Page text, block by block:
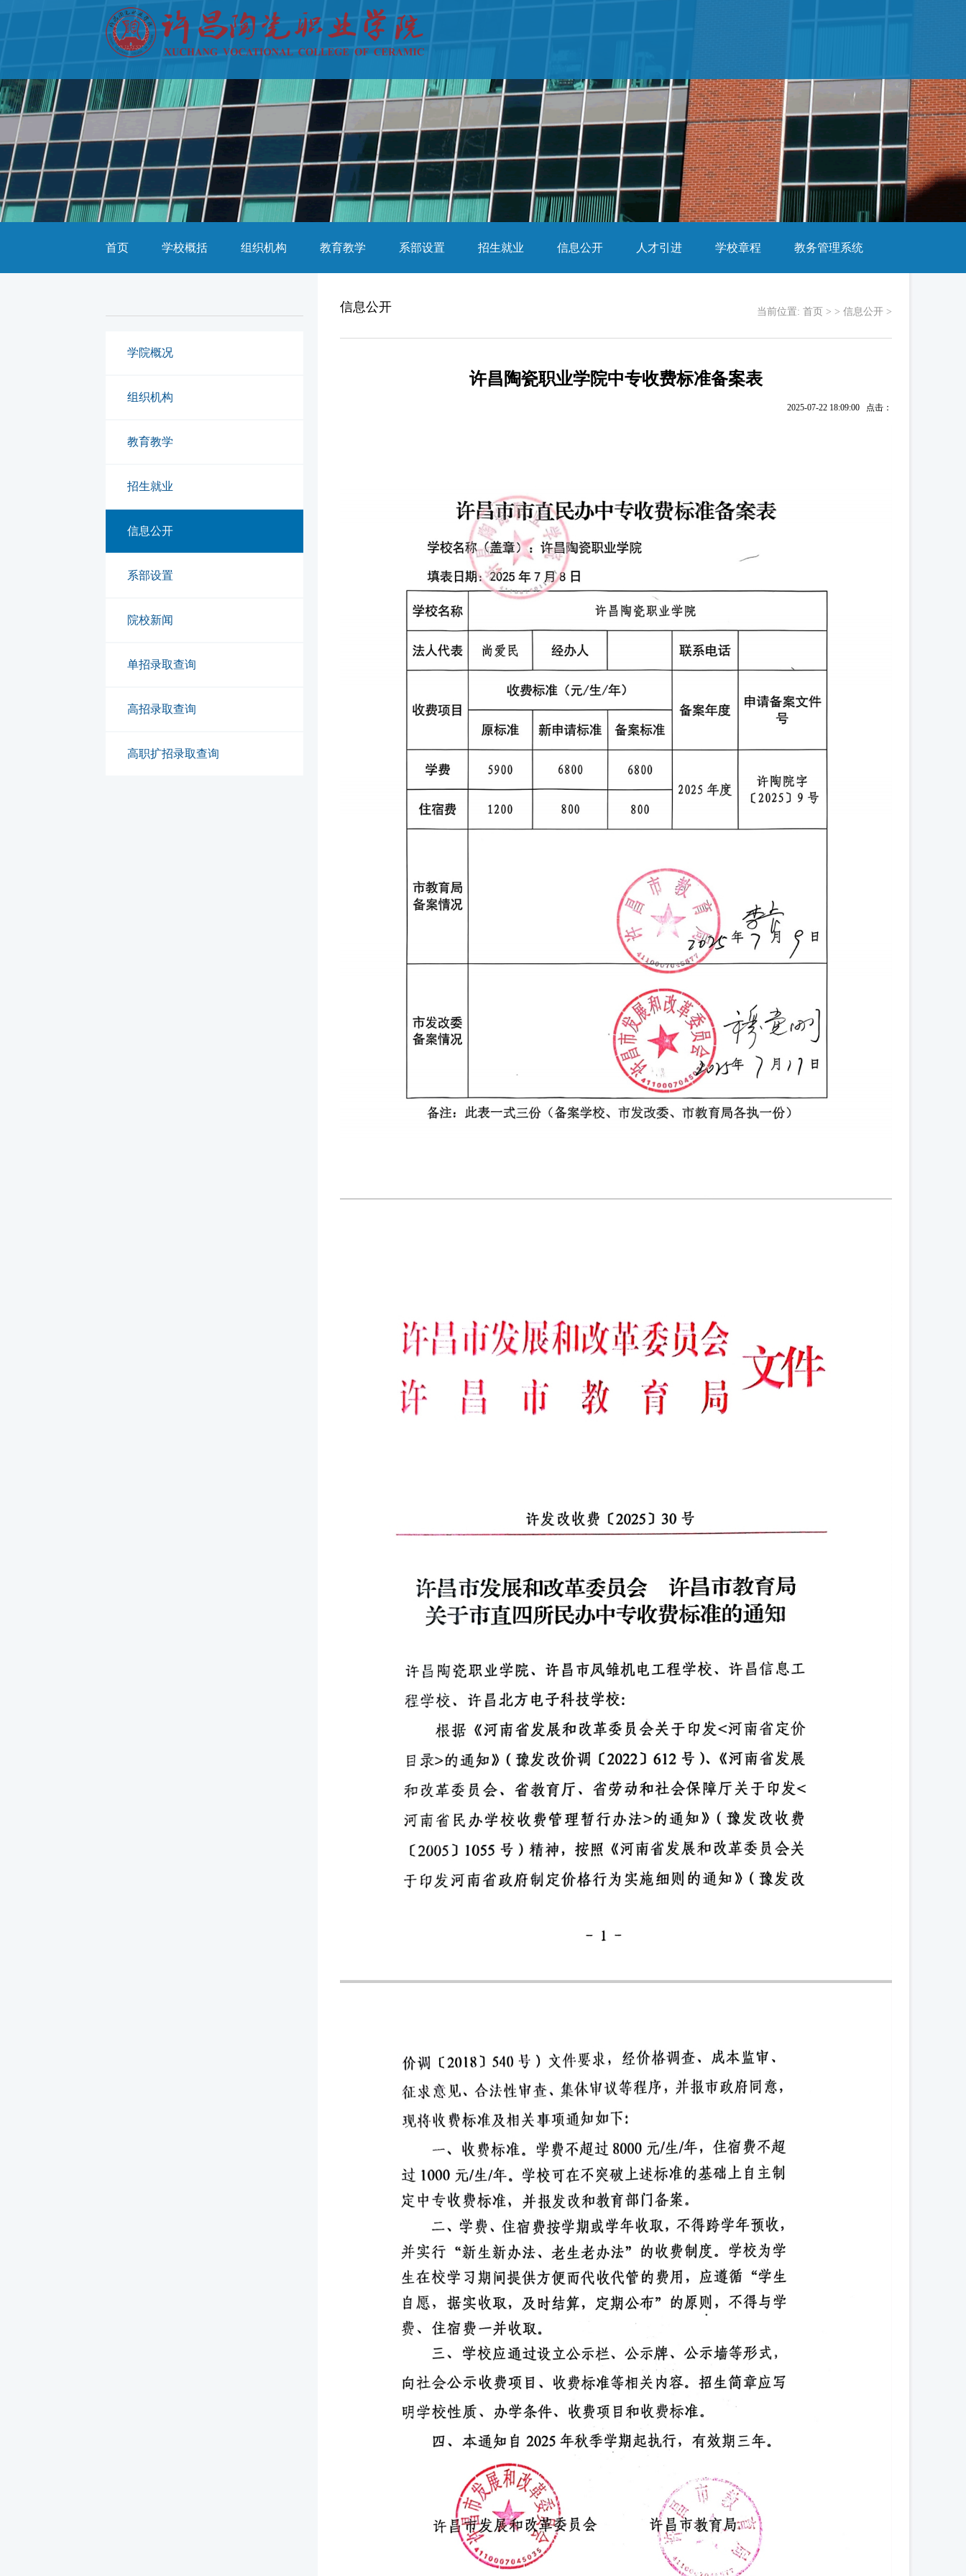
首页 学校概括 组织机构 教育教学 系部设置 招生就业 信息公开 人才引进 学校章程 教务管理系统
学院概况
组织机构
教育教学
招生就业
信息公开
系部设置
院校新闻
单招录取查询
高招录取查询
高职扩招录取查询
信息公开 当前位置: 首页 > > 信息公开>
许昌陶瓷职业学院中专收费标准备案表
2025-07-22 18:09:00 点击：